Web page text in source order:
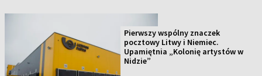
Pierwszy wspólny znaczek
pocztowy Litwy i Niemiec.
Upamiętnia „Kolonię artystów w
Nidzie”